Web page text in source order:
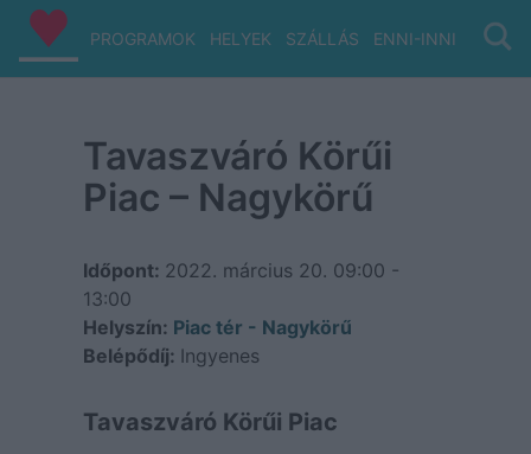
PROGRAMOK HELYEK SZÁLLÁS ENNI-INNI VIZ/
Tavaszváró Körűi
Piac – Nagykörű
Időpont: 2022. március 20. 09:00 -
13:00
Helyszín: Piac tér - Nagykörű
Belépődíj: Ingyenes
Tavaszváró Körűi Piac